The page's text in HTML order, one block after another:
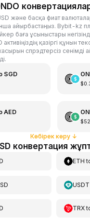
және басқа фиат
айырбастаңыз. Bybit-kz
баға ұсыныстары
активіңіздің қазіргі құнын
спрэдтерсіз сенімді
SGD
AED
Көбірек көру ↓
конвертация
ETH
USDT
TRX